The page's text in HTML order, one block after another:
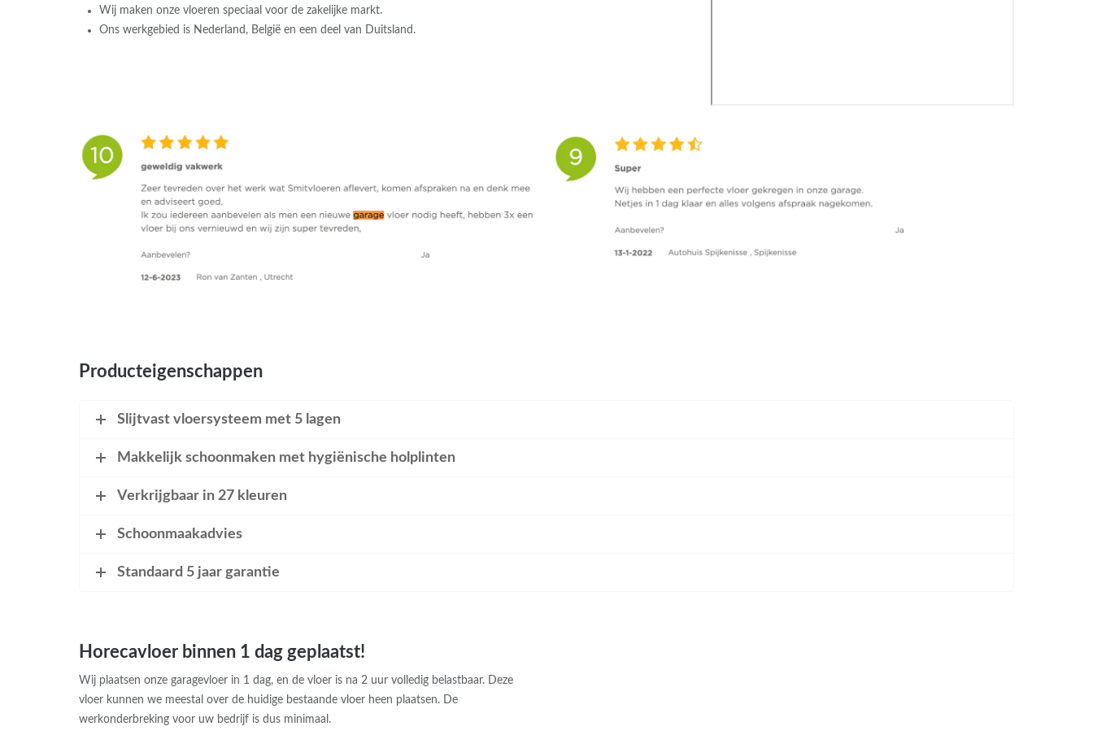
Wij maken onze vloeren speciaal voor de zakelijke markt.
Ons werkgebied is Nederland, België en een deel van Duitsland.
Producteigenschappen
Slijtvast vloersysteem met 5 lagen
Makkelijk schoonmaken met hygiënische holplinten
Verkrijgbaar in 27 kleuren
Schoonmaakadvies
Standaard 5 jaar garantie
Horecavloer binnen 1 dag geplaatst!
Wij plaatsen onze garagevloer in 1 dag, en de vloer is na 2 uur volledig belastbaar. Deze
vloer kunnen we meestal over de huidige bestaande vloer heen plaatsen. De
werkonderbreking voor uw bedrijf is dus minimaal.